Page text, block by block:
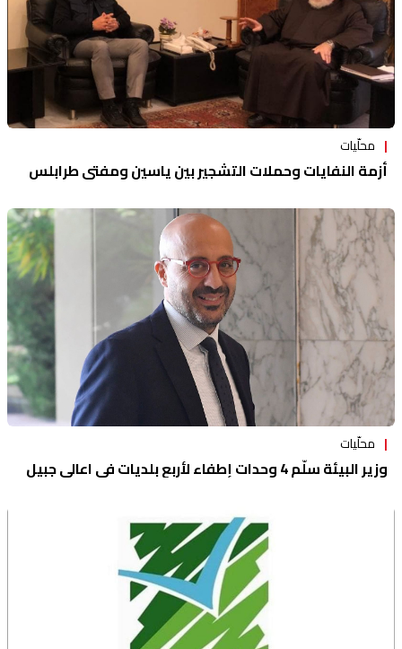
محلّيات
أزمة النفايات وحملات التشجير بين ياسين ومفتي طرابلس
محلّيات
وزير البيئة سلّم 4 وحدات إطفاء لأربع بلديات في اعالي جبيل